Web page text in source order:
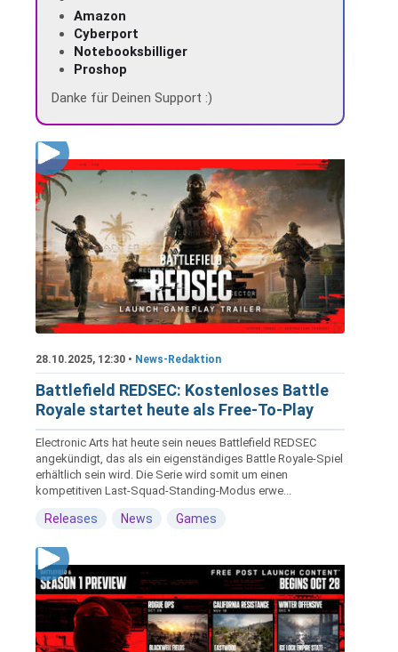
Amazon
Cyberport
Notebooksbilliger
Proshop
Danke für Deinen Support :)
28.10.2025, 12:30 • News-Redaktion
Battlefield REDSEC: Kostenloses Battle
Royale startet heute als Free-To-Play
Electronic Arts hat heute sein neues Battlefield REDSEC
angekündigt, das als ein eigenständiges Battle Royale-Spiel
erhältlich sein wird. Die Serie wird somit um einen
kompetitiven Last-Squad-Standing-Modus erwe...
Releases News Games